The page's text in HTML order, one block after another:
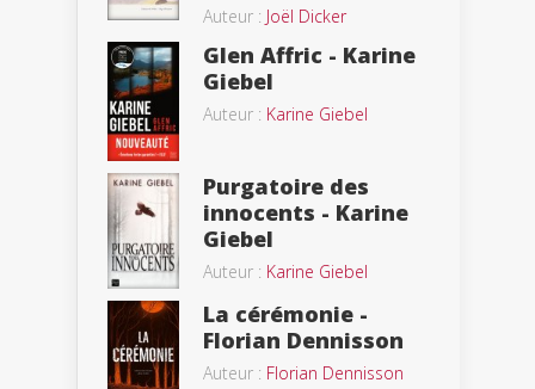
Auteur : Joël Dicker
Glen Affric - Karine
Giebel
Auteur : Karine Giebel
Purgatoire des
innocents - Karine
Giebel
Auteur : Karine Giebel
La cérémonie -
Florian Dennisson
Auteur : Florian Dennisson